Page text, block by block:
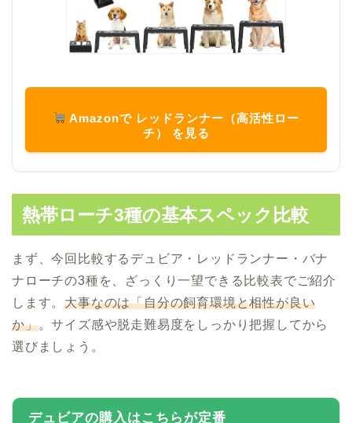
Amazonで レッドランナー（高活性ロー
チ） を見る
熱帯ローチ3種の基本スペック比較
まず、今回比較するデュビア・レッドランナー・バナ
ナローチの3種を、ざっくり一望できる比較表でご紹介
します。大事なのは「自分の飼育環境と相性が良い
か」。サイズ感や脱走難易度をしっかり把握してから
選びましょう。
デュビアの購入はこちらが定番